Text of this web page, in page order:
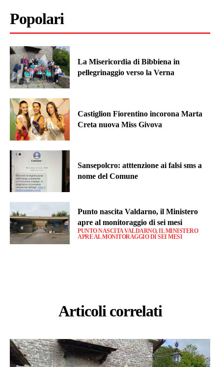
Popolari
La Misericordia di Bibbiena in
pellegrinaggio verso la Verna
Castiglion Fiorentino incorona Marta
Creta nuova Miss Givova
Sansepolcro: atttenzione ai falsi sms a
nome del Comune
Punto nascita Valdarno, il Ministero
apre al monitoraggio di sei mesi
PUNTO NASCITA VALDARNO, IL MINISTERO
APRE AL MONITORAGGIO DI SEI MESI
Articoli correlati